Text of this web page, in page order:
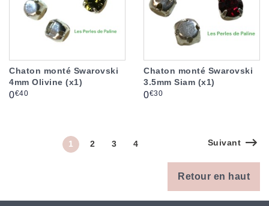
Chaton monté Swarovski
4mm Olivine (x1)
Prix
0€40
Chaton monté Swarovski
3.5mm Siam (x1)
Prix
0€30
1 2 3 4 Suivant
Retour en haut